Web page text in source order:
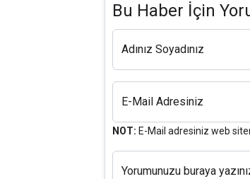
Bu Haber İçin
Adınız Soyadınız
E-Mail Adresiniz
NOT: E-Mail adresiniz web
Yorumunuzu buraya